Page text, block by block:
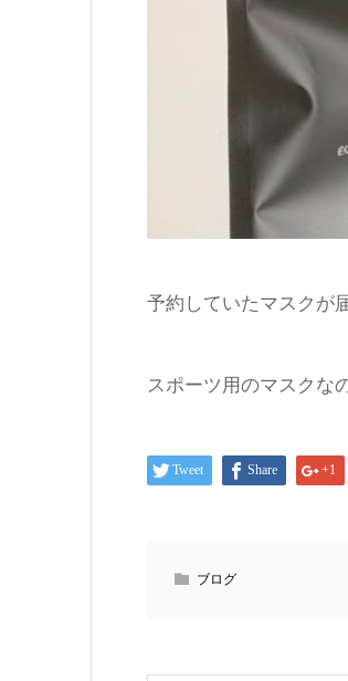
予約していたマスクが
スポーツ用のマスクな
Tweet Share +1
ブログ